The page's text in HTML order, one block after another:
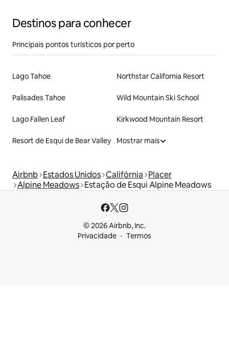
Destinos para conhecer
Principais pontos turísticos por perto
Lago Tahoe Northstar California Resort
Palisades Tahoe Wild Mountain Ski School
Lago Fallen Leaf Kirkwood Mountain Resort
Resort de Esqui de Bear Valley Mostrar mais
Airbnb Estados Unidos Califórnia Placer
Alpine Meadows Estação de Esqui Alpine Meadows
© 2026 Airbnb, Inc.
Privacidade
Termos